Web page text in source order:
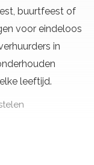
buurtfeest of
voor eindeloos
in
leeftijd.